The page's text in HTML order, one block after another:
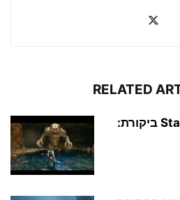
RELATED
Star Wars: Jedi Survivor ביקורת: